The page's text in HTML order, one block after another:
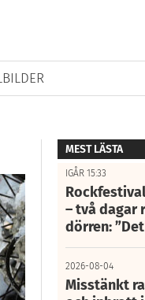
MEST LÄSTA
IGÅR 15:33
– två dagar
dörren:
2026-08-04
Misstänkt